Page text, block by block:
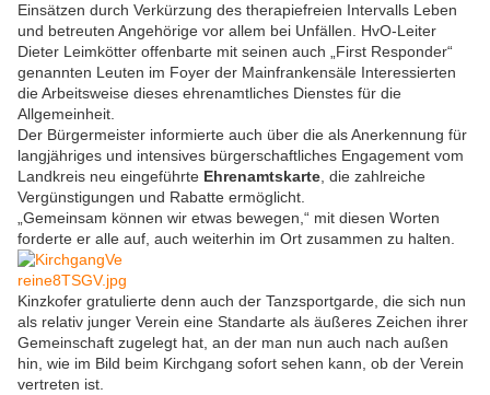
Einsätzen durch Verkürzung des therapiefreien Intervalls Leben
und betreuten Angehörige vor allem bei Unfällen. HvO-Leiter
Dieter Leimkötter offenbarte mit seinen auch „First Responder“
genannten Leuten im Foyer der Mainfrankensäle Interessierten
die Arbeitsweise dieses ehrenamtliches Dienstes für die
Allgemeinheit.
Der Bürgermeister informierte auch über die als Anerkennung für
langjähriges und intensives bürgerschaftliches Engagement vom
Landkreis neu eingeführte Ehrenamtskarte , die zahlreiche
Vergünstigungen und Rabatte ermöglicht.
„Gemeinsam können wir etwas bewegen,“ mit diesen Worten
forderte er alle auf, auch weiterhin im Ort zusammen zu halten.
Kinzkofer gratulierte denn auch der Tanzsportgarde, die sich nun
als relativ junger Verein eine Standarte als äußeres Zeichen ihrer
Gemeinschaft zugelegt hat, an der man nun auch nach außen
hin, wie im Bild beim Kirchgang sofort sehen kann, ob der Verein
vertreten ist.